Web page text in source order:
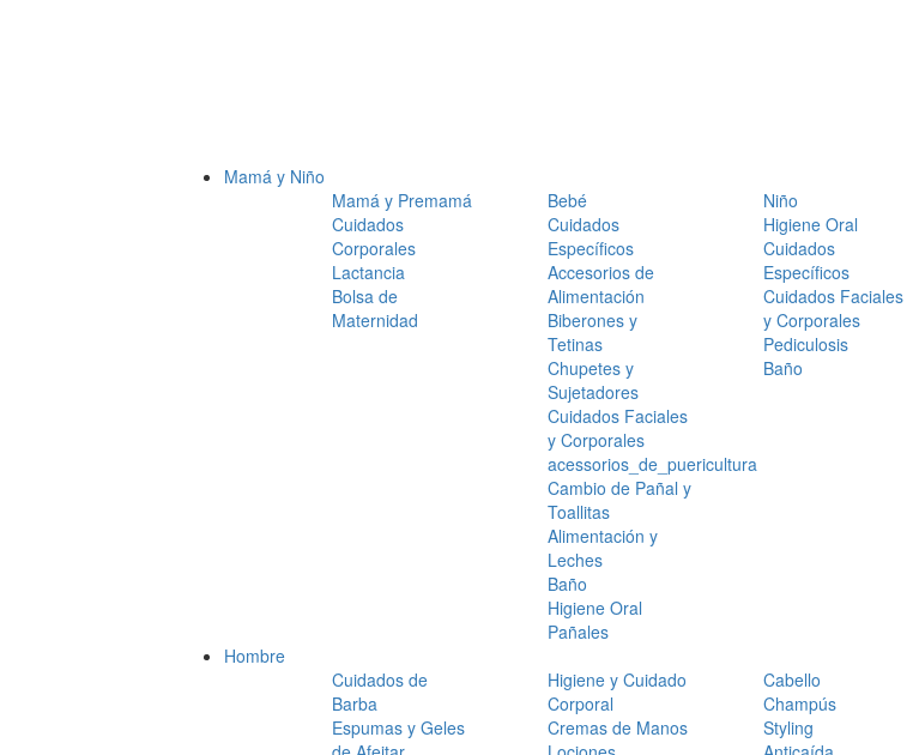
Mamá y Niño
Mamá y Premamá
Cuidados
Corporales
Lactancia
Bolsa de
Maternidad
Bebé
Cuidados
Específicos
Accesorios de
Alimentación
Biberones y
Tetinas
Chupetes y
Sujetadores
Cuidados Faciales
y Corporales
acessorios_de_puericultura
Cambio de Pañal y
Toallitas
Alimentación y
Leches
Baño
Higiene Oral
Pañales
Niño
Higiene Oral
Cuidados
Específicos
Cuidados Faciales
y Corporales
Pediculosis
Baño
Hombre
Cuidados de
Barba
Espumas y Geles
Higiene y Cuidado
Corporal
Cremas de Manos
Cabello
Champús
Styling